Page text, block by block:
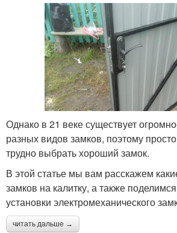
Однако в 21 веке существует
разных видов замков, поэтому
трудно выбрать хороший замок.
В этой статье мы вам расскажем
замков на калитку, а также
установки электромеханического
читать дальше →